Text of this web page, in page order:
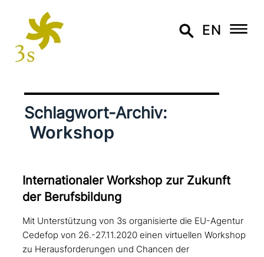
EN
Schlagwort-Archiv:
Workshop
Internationaler Workshop zur Zukunft
der Berufsbildung
Mit Unterstützung von 3s organisierte die EU-Agentur
Cedefop von 26.-27.11.2020 einen virtuellen Workshop
zu Herausforderungen und Chancen der